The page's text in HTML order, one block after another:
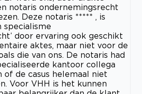
notaris ondernemingsrecht
Deze notaris ***** , is
specialisme
door ervaring ook geschikt
aktes, maar niet voor de
die van ons. De notaris had
kantoor collega
of de casus helemaal niet
Voor VHH is het kunnen